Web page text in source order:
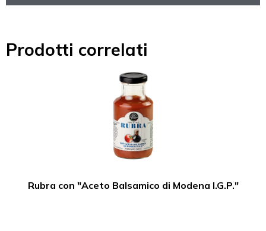
Prodotti correlati
Rubra con "Aceto Balsamico di Modena I.G.P."